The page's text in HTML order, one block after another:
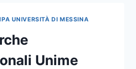
UNIVERSITÀ DI MESSINA
Unime